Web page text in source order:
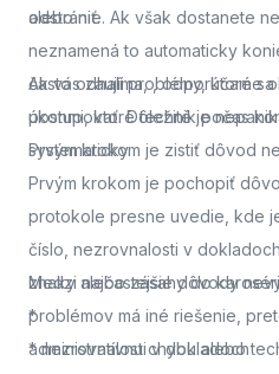
odstrániť.
alebo nie. Ak však dostanete
neznamená to automaticky
často odhalí problémy, ktoré
postupovať. Dôležité je
systematicky.
Ak vás zaujíma,, odporúčame
úkonmi, ktoré technik počas
Prvým krokom je zistiť dôvod
Prvým krokom je pochopiť
protokole presne uvedie, kde
číslo, nezrovnalosti v
znaky alebo zásahy do
problémov má iné riešenie,
administratívnu chybu alebo
Medzi najčastejšie dôvody
*
* nezrovnalosti v dokladoch